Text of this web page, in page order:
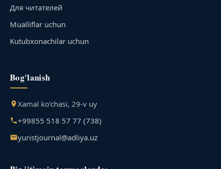
Для читателей
Mualliflar uchun
Kutubxonachilar uchun
Bog'lanish
Xamal ko‘chasi, 29-v uy
+99855 518 57 77 (738)
yuristjournal@adliya.uz